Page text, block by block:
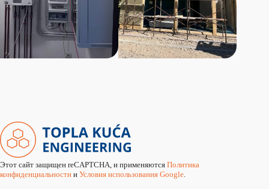
Этот сайт защищен reCAPTCHA, и применяются Политика
конфиденциальности и Условия использования Google.